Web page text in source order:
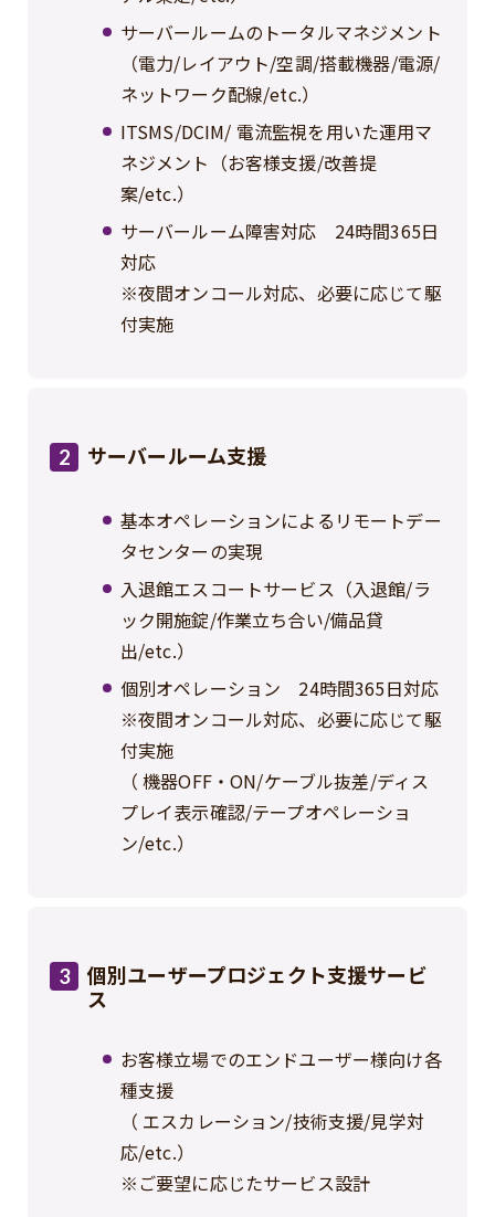
サーバールームのトータルマネジメント
（電力/レイアウト/空調/搭載機器/電源/
ネットワーク配線/etc.）
ITSMS/DCIM/ 電流監視を用いた運用マ
ネジメント（お客様支援/改善提
案/etc.）
サーバールーム障害対応 24時間365日
対応
※夜間オンコール対応、必要に応じて駆
付実施
2 サーバールーム支援
基本オペレーションによるリモートデー
タセンターの実現
入退館エスコートサービス（入退館/ラ
ック開施錠/作業立ち合い/備品貸
出/etc.）
個別オペレーション 24時間365日対応
※夜間オンコール対応、必要に応じて駆
付実施
（ 機器OFF・ON/ケーブル抜差/ディス
プレイ表示確認/テープオペレーショ
ン/etc.）
3
個別ユーザープロジェクト支援サービ
ス
お客様立場でのエンドユーザー様向け各
種支援
（ エスカレーション/技術支援/見学対
応/etc.）
※ご要望に応じたサービス設計